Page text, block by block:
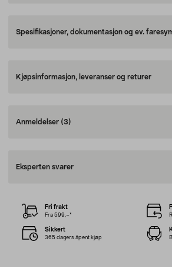
Spesifikasjoner, dokumentasjon og ev.
Kjøpsinformasjon, leveranser og returer
Anmeldelser (3)
Eksperten svarer
Fri frakt
Fra 599,–*
Sikkert
365 dagers åpent kjøp